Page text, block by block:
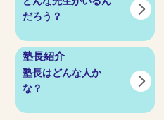
だろう？
塾長紹介
塾長はどんな人か
な？